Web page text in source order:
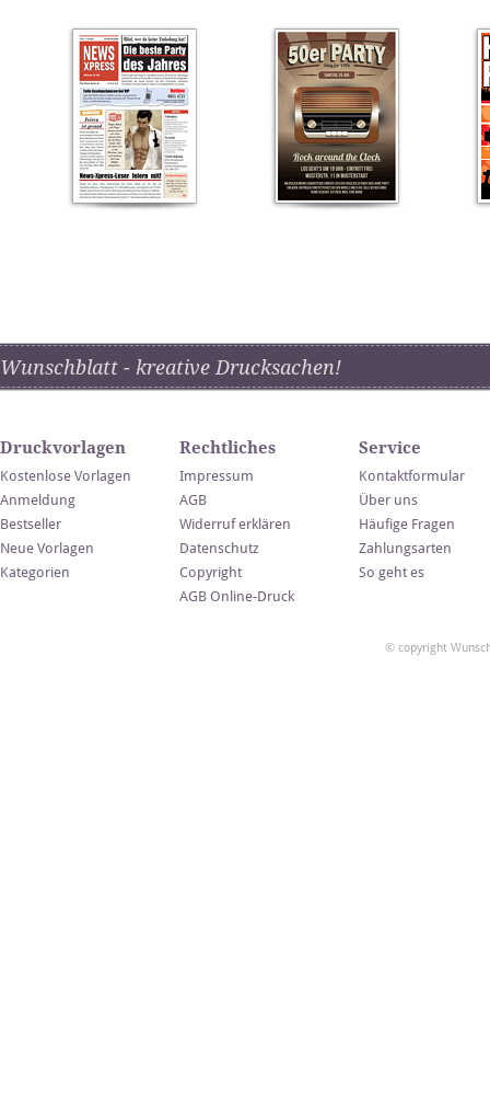
Wunschblatt - kreative Drucksachen!
Druckvorlagen
Kostenlose Vorlagen
Anmeldung
Bestseller
Neue Vorlagen
Kategorien
Rechtliches
Impressum
AGB
Widerruf erklären
Datenschutz
Copyright
AGB Online-Druck
Service
Kontaktformular
Über uns
Häufige Fragen
Zahlungsarten
So geht es
© copyright